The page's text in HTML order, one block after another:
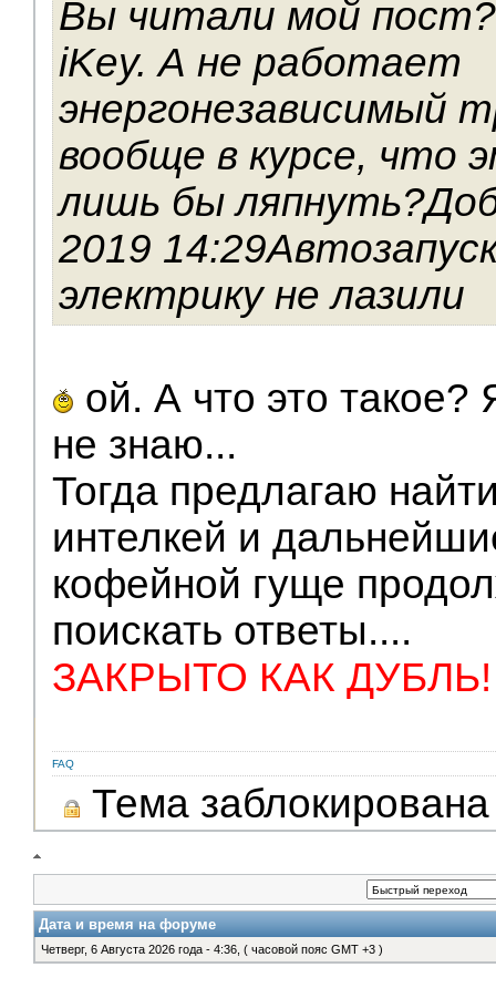
Вы читали мой пост?
iKey. А не работает
энергонезависимый
вообще в курсе, что
лишь бы
2019
электрику не лазили
ой. А что это
не знаю...
Тогда предлагаю
интелкей и
кофейной гуще
поискать ответы....
ЗАКРЫТО КАК ДУБЛЬ!
FAQ
Тема заблокирована
Дата и время на форуме
Четверг, 6 Августа 2026 года - 4:36, ( часовой пояс GMT +3 )